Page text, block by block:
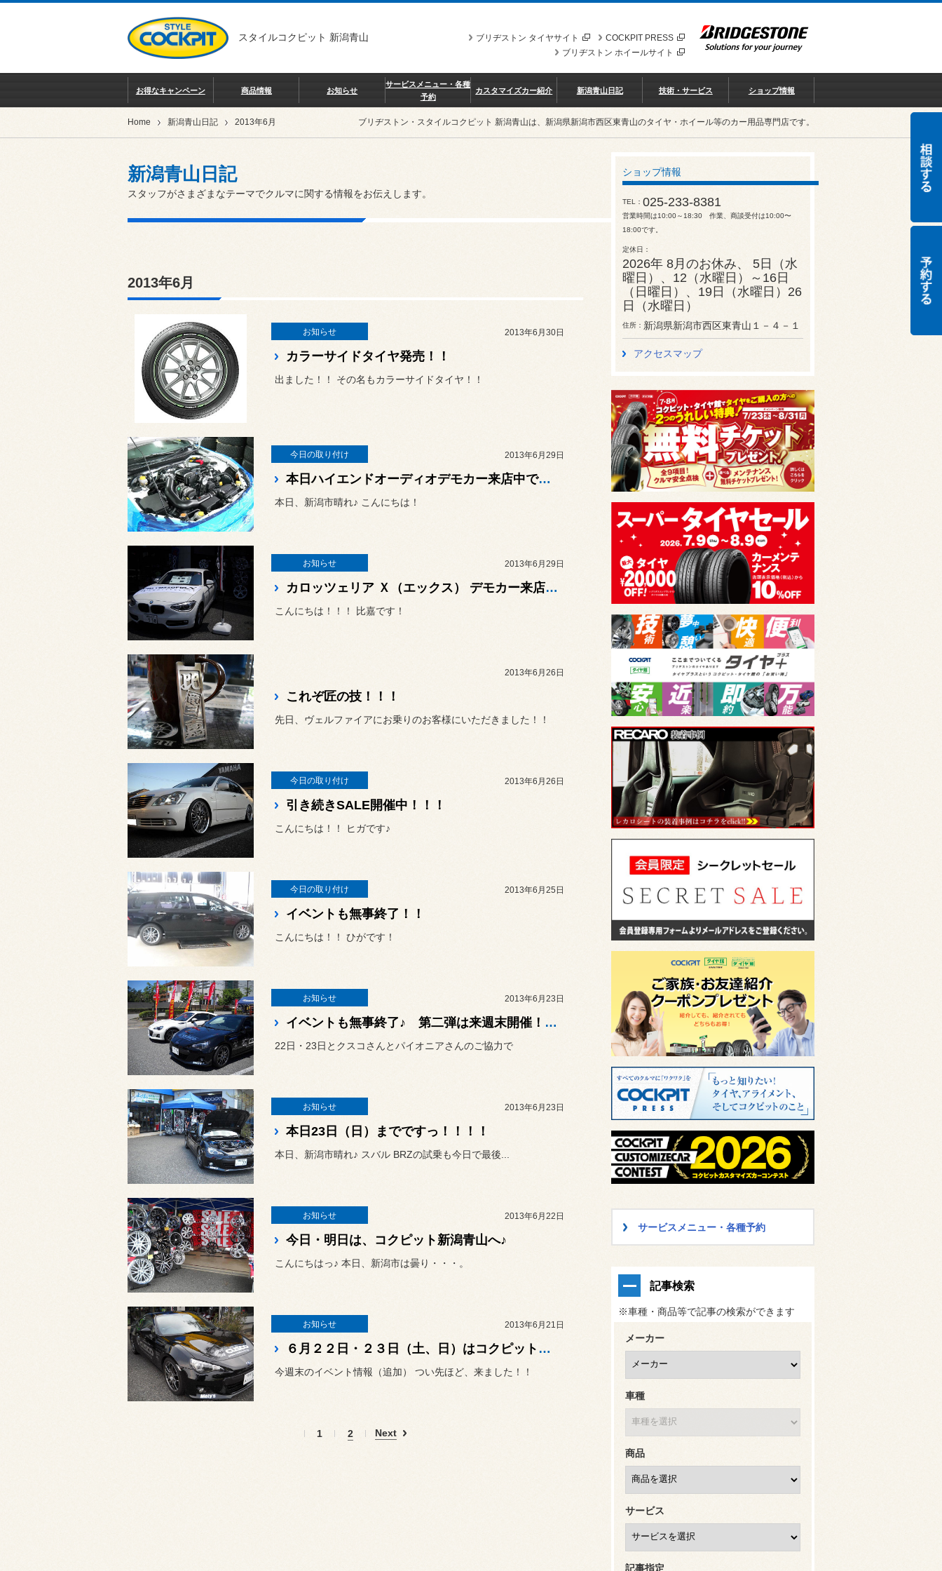
スタイルコクピット 新潟青山 COCKPIT PRESS
ブリヂストン タイヤサイト
ブリヂストン ホイールサイト
お得なキャンペーン 商品情報 お知らせ
サービスメニュー・各種
予約
カスタマイズカー紹介 新潟青山日記 技術・サービス ショップ情報
Home 新潟青山日記 2013年6月 ブリヂストン・スタイルコクピット 新潟青山は、新潟県新潟市西区東青山のタイヤ・ホイール等のカー用品専門店です。
新潟青山日記
スタッフがさまざまなテーマでクルマに関する情報をお伝えします。
2013年6月
お知らせ 2013年6月30日
カラーサイドタイヤ発売！！
出ました！！ その名もカラーサイドタイヤ！！
今日の取り付け 2013年6月29日
本日ハイエンドオーディオデモカー来店中です！！！
本日、新潟市晴れ♪ こんにちは！
お知らせ 2013年6月29日
カロッツェリア Ｘ（エックス） デモカー来店！！！
こんにちは！！！ 比嘉です！
2013年6月26日
これぞ匠の技！！！
先日、ヴェルファイアにお乗りのお客様にいただきました！！
今日の取り付け 2013年6月26日
引き続きSALE開催中！！！
こんにちは！！ ヒガです♪
今日の取り付け 2013年6月25日
イベントも無事終了！！
こんにちは！！ ひがです！
お知らせ 2013年6月23日
イベントも無事終了♪ 第二弾は来週末開催！！！！
22日・23日とクスコさんとパイオニアさんのご協力で
お知らせ 2013年6月23日
本日23日（日）までですっ！！！！
本日、新潟市晴れ♪ スバル BRZの試乗も今日で最後...
お知らせ 2013年6月22日
今日・明日は、コクピット新潟青山へ♪
こんにちはっ♪ 本日、新潟市は曇り・・・。
お知らせ 2013年6月21日
６月２２日・２３日（土、日）はコクピット青山へ！！！
今週末のイベント情報（追加） つい先ほど、来ました！！
1 2 Next
ショップ情報
TEL 025-233-8381
営業時間は10:00～18:30 作業、商談受付は10:00〜
18:00です。
定休日
2026年 8月のお休み、 5日（水
曜日）、12（水曜日）～16日
（日曜日）、19日（水曜日）26
日（水曜日）
住所 新潟県新潟市西区東青山１－４－１
アクセスマップ
サービスメニュー・各種予約
記事検索
※車種・商品等で記事の検索ができます
メーカー
車種
商品
サービス
記事指定